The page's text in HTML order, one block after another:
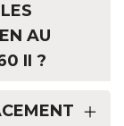
AU
II ?